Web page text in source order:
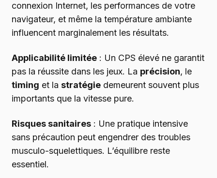
connexion Internet, les performances de votre
navigateur, et même la température ambiante
influencent marginalement les résultats.
Applicabilité limitée : Un CPS élevé ne garantit
pas la réussite dans les jeux. La précision, le
timing et la stratégie demeurent souvent plus
importants que la vitesse pure.
Risques sanitaires : Une pratique intensive
sans précaution peut engendrer des troubles
musculo-squelettiques. L’équilibre reste
essentiel.